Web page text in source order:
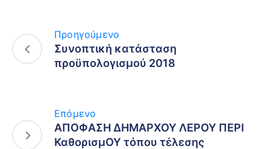
Προηγούμενο
Συνοπτική κατάσταση
προϋπολογισμού 2018
Επόμενο
ΑΠΟΦΑΣΗ ΔΗΜΑΡΧΟΥ ΛΕΡΟΥ ΠΕΡΙ
ΚαθορισμΟΥ τόπου τέλεσης